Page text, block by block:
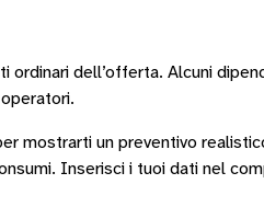
ordinari dell’offerta. Alcuni
.
mostrarti un preventivo
Inserisci i tuoi dati nel